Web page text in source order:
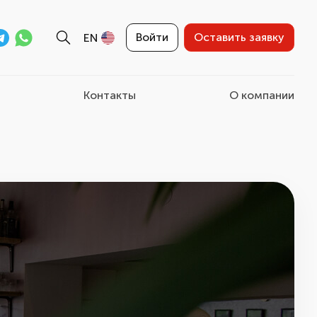
EN Войти Оставить заявку
Контакты О компании